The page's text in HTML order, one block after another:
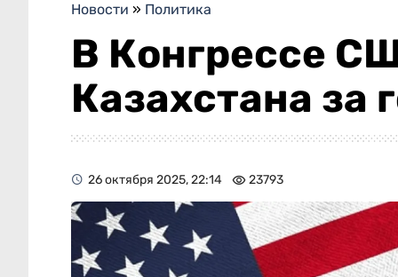
Новости » Политика
В Конгрессе
Казахстана за
26 октября 2025, 22:14 23793